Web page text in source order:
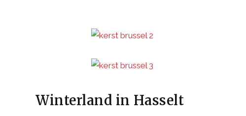
Winterland in Hasselt